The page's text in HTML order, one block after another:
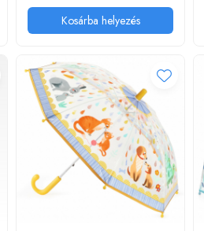
Kosárba helyezés